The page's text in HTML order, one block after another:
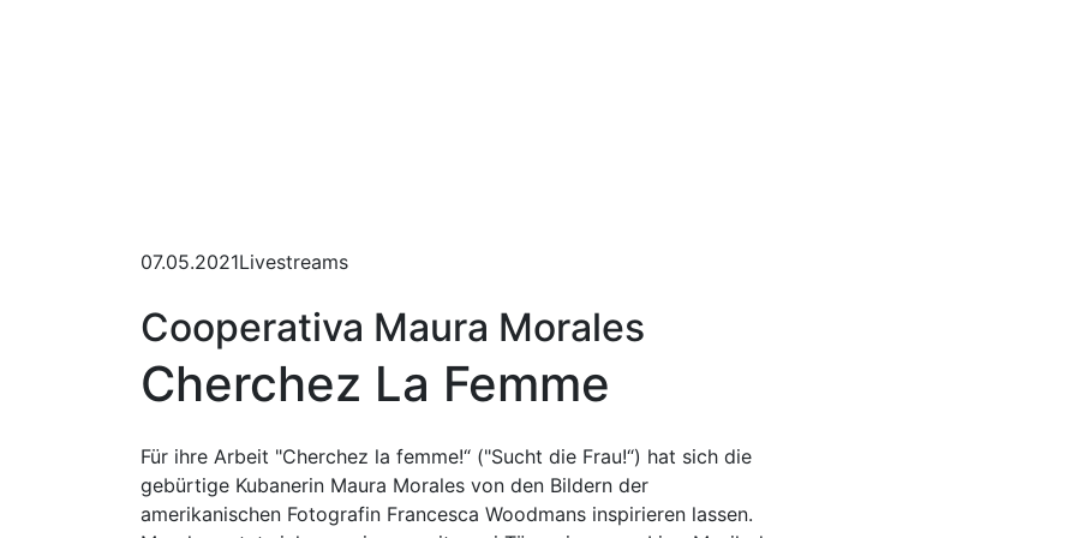
07.05.2021Livestreams
Cooperativa Maura Morales
Cherchez La Femme
Für ihre Arbeit "Cherchez la femme!“ ("Sucht die Frau!“) hat sich die
gebürtige Kubanerin Maura Morales von den Bildern der
amerikanischen Fotografin Francesca Woodmans inspirieren lassen.